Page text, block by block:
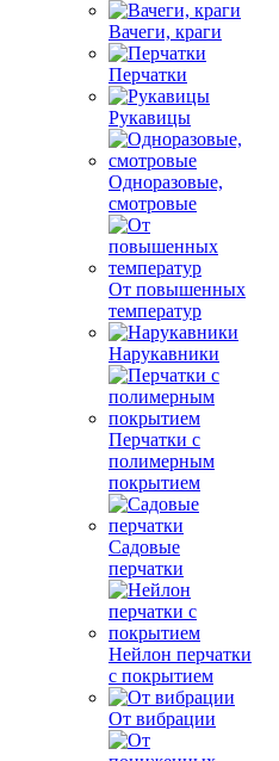
Вачеги, краги
Перчатки
Рукавицы
Одноразовые,
смотровые
От повышенных
температур
Нарукавники
Перчатки с
полимерным
покрытием
Садовые
перчатки
Нейлон перчатки
с покрытием
От вибрации